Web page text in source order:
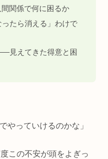
関係で何に困るか
たら消える」わけで
見えてきた得意と困
やっていけるのかな」
この不安が頭をよぎっ